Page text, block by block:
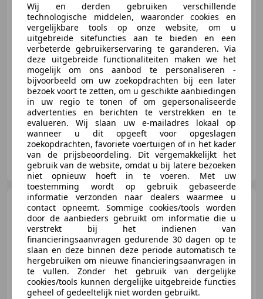
€ 49.900
12/2002 136.800 km Benzine
218 kW (296 PK)
Auto Keijzers B.V.
NL-7322 AJ APELDOORN
Mercedes-Benz GBRABUS
800 Massage Burmester PTS
360° Camera Leer
€ 164.500
Wij en derden gebruiken verschillende
technologische middelen, waaronder cookies en
vergelijkbare tools op onze website, om u
uitgebreide sitefuncties aan te bieden en een
verbeterde gebruikerservaring te garanderen. Via
deze uitgebreide functionaliteiten maken we het
mogelijk om ons aanbod te personaliseren -
bijvoorbeeld om uw zoekopdrachten bij een later
bezoek voort te zetten, om u geschikte aanbiedingen
in uw regio te tonen of om gepersonaliseerde
advertenties en berichten te verstrekken en te
evalueren. Wij slaan uw e-mailadres lokaal op
wanneer u dit opgeeft voor opgeslagen
zoekopdrachten, favoriete voertuigen of in het kader
van de prijsbeoordeling. Dit vergemakkelijkt het
gebruik van de website, omdat u bij latere bezoeken
niet opnieuw hoeft in te voeren. Met uw
toestemming wordt op gebruik gebaseerde
informatie verzonden naar dealers waarmee u
contact opneemt. Sommige cookies/tools worden
door de aanbieders gebruikt om informatie die u
verstrekt bij het indienen van
financieringsaanvragen gedurende 30 dagen op te
slaan en deze binnen deze periode automatisch te
hergebruiken om nieuwe financieringsaanvragen in
te vullen. Zonder het gebruik van dergelijke
cookies/tools kunnen dergelijke uitgebreide functies
geheel of gedeeltelijk niet worden gebruikt.